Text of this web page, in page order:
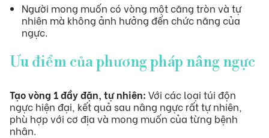
Người mong muốn có vòng một căng tròn và tự
nhiên mà không ảnh hưởng đến chức năng của
ngực.
Ưu điểm của phương pháp nâng ngực
Tạo vòng 1 đầy đặn, tự nhiên: Với các loại túi độn
ngực hiện đại, kết quả sau nâng ngực rất tự nhiên,
phù hợp với cơ địa và mong muốn của từng bệnh
nhân.